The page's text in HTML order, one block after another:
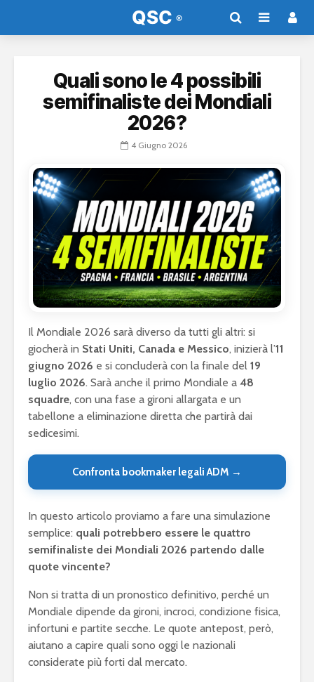
Quali sono le 4 possibili
semifinaliste dei Mondiali
2026?
4 Giugno 2026
Il Mondiale 2026 sarà diverso da tutti gli altri: si
giocherà in Stati Uniti, Canada e Messico, inizierà l’11
giugno 2026 e si concluderà con la finale del 19
luglio 2026. Sarà anche il primo Mondiale a 48
squadre, con una fase a gironi allargata e un
tabellone a eliminazione diretta che partirà dai
sedicesimi.
Confronta bookmaker legali ADM →
In questo articolo proviamo a fare una simulazione
semplice: quali potrebbero essere le quattro
semifinaliste dei Mondiali 2026 partendo dalle
quote vincente?
Non si tratta di un pronostico definitivo, perché un
Mondiale dipende da gironi, incroci, condizione fisica,
infortuni e partite secche. Le quote antepost, però,
aiutano a capire quali sono oggi le nazionali
considerate più forti dal mercato.